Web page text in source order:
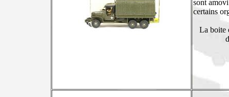
sont
certains
La boite